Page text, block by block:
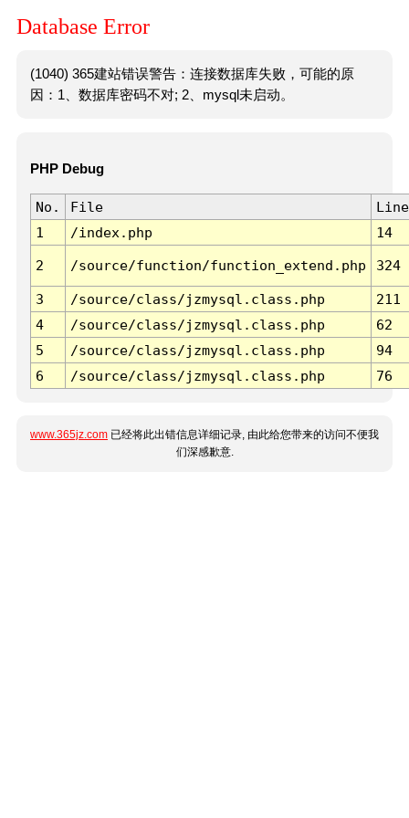
Database Error
(1040) 365建站错误警告：连接数据库失败，可能的原
因：1、数据库密码不对; 2、mysql未启动。
PHP Debug
No. File
Line
1
/index.php 14
2 /source/function/function_extend.php 324
3 /source/class/jzmysql.class.php
211
4
/source/class/jzmysql.class.php
62
5
/source/class/jzmysql.class.php
94
6
/source/class/jzmysql.class.php 76
www.365jz.com 已经将此出错信息详细记录, 由此给您带来的访问不便我
们深感歉意.